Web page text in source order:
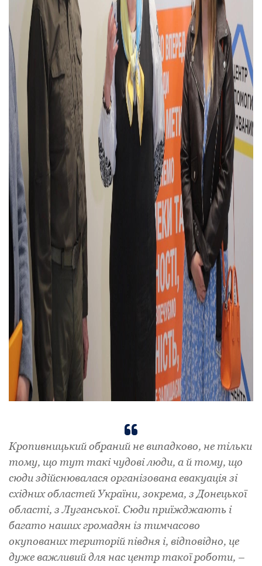
Кропивницький обраний не випадково, не тільки
тому, що тут такі чудові люди, а й тому, що
сюди здійснювалася організована евакуація зі
східних областей України, зокрема, з Донецької
області, з Луганської. Сюди приїжджають і
багато наших громадян із тимчасово
окупованих територій півдня і, відповідно, це
дуже важливий для нас центр такої роботи, –